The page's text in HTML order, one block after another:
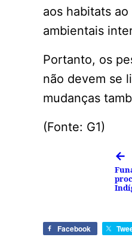
aos habitats
ambientais
Portanto, os
não devem se
mudanças
(Fonte: G1)
←
Facebook